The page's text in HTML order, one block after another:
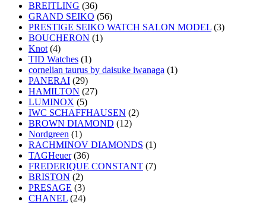
BREITLING (36)
GRAND SEIKO (56)
PRESTIGE SEIKO WATCH SALON MODEL (3)
BOUCHERON (1)
Knot (4)
TID Watches (1)
cornelian taurus by daisuke iwanaga (1)
PANERAI (29)
HAMILTON (27)
LUMINOX (5)
IWC SCHAFFHAUSEN (2)
BROWN DIAMOND (12)
Nordgreen (1)
RACHMINOV DIAMONDS (1)
TAGHeuer(36)
FREDERIQUE CONSTANT (7)
BRISTON (2)
PRESAGE (3)
CHANEL (24)